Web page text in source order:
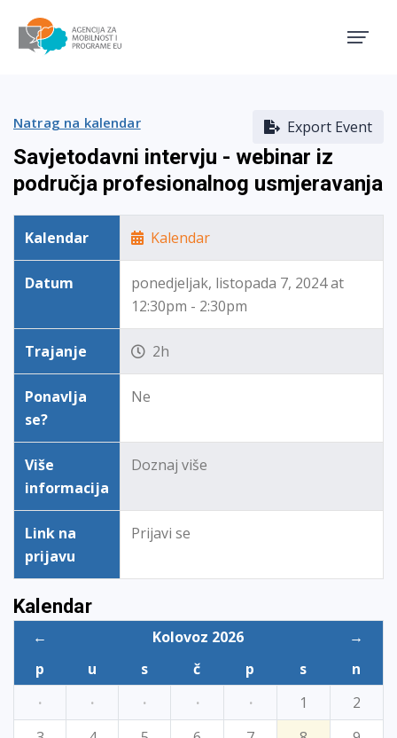
Export Event
Natrag na kalendar
Savjetodavni intervju - webinar iz
područja profesionalnog usmjeravanja
Kalendar Kalendar
Datum
ponedjeljak, listopada 7, 2024 at
12:30pm - 2:30pm
Trajanje 2h
Ponavlja
se?
Ne
Više
informacija
Doznaj više
Link na
prijavu
Prijavi se
Kalendar
← Kolovoz 2026
→
p
u s č p s
n
·
· · · · 1
2